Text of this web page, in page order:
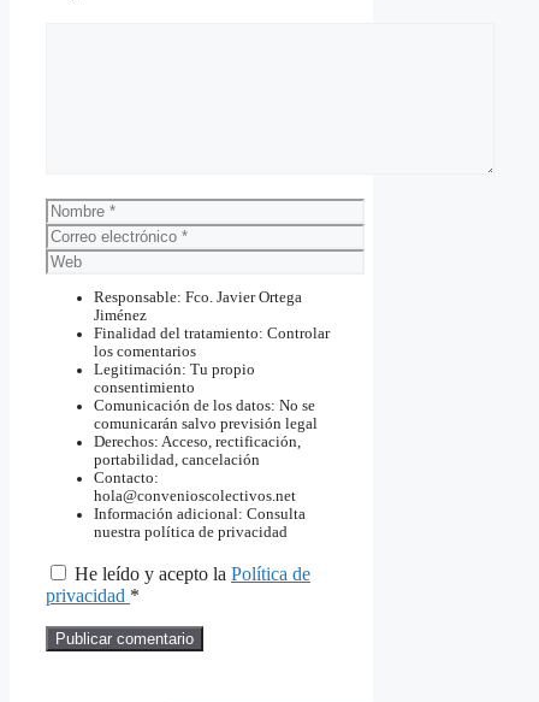
Nombre
Correo
electrónico
Web
Responsable: Fco. Javier Ortega
Jiménez
Finalidad del tratamiento: Controlar
los comentarios
Legitimación: Tu propio
consentimiento
Comunicación de los datos: No se
comunicarán salvo previsión legal
Derechos: Acceso, rectificación,
portabilidad, cancelación
Contacto:
hola@convenioscolectivos.net
Información adicional: Consulta
nuestra política de privacidad
He leído y acepto la Política de
privacidad *